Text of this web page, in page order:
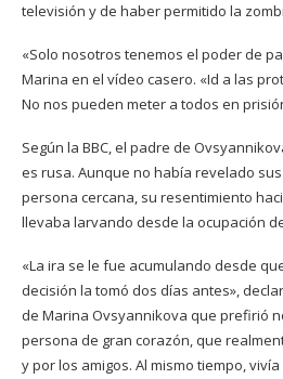
televisión y de haber permitido la
«Solo nosotros tenemos el poder de
Marina en el vídeo casero. «Id a las
No nos pueden meter a todos en
Según la BBC, el padre de
es rusa. Aunque no había revelado
persona cercana, su resentimiento
llevaba larvando desde la ocupación
«La ira se le fue acumulando desde
decisión la tomó dos días antes»,
de Marina Ovsyannikova que prefirió
persona de gran corazón, que
y por los amigos. Al mismo tiempo,